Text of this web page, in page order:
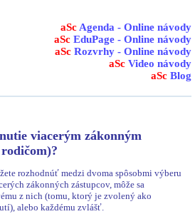
aSc Agenda - Online návody
aSc EduPage - Online návody
aSc Rozvrhy - Online návody
aSc Video návody
aSc Blog
viacerým zákonným
rozhodnúť medzi dvoma spôsobmi výberu
zákonných zástupcov, môže sa
z nich (tomu, ktorý je zvolený ako
alebo každému zvlášť.